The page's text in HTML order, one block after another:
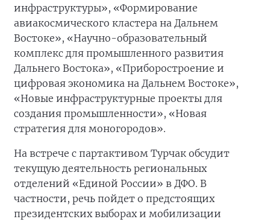
инфраструктуры», «Формирование
авиакосмического кластера на Дальнем
Востоке», «Научно-образовательный
комплекс для промышленного развития
Дальнего Востока», «Приборостроение и
цифровая экономика на Дальнем Востоке»,
«Новые инфраструктурные проекты для
создания промышленности», «Новая
стратегия для моногородов».
На встрече с партактивом Турчак обсудит
текущую деятельность региональных
отделений «Единой России» в ДФО. В
частности, речь пойдет о предстоящих
президентских выборах и мобилизации